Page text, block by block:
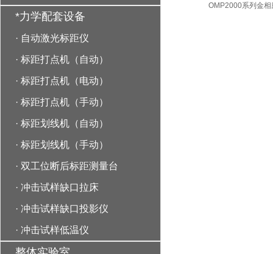
*力学配套设备
· 自动激光标距仪
· 标距打点机（自动）
· 标距打点机（电动）
· 标距打点机（手动）
· 标距划线机（自动）
· 标距划线机（手动）
· 双工位断后标距测量台
· 冲击试样缺口拉床
· 冲击试样缺口投影仪
· 冲击试样低温仪
OMP2000系列金相